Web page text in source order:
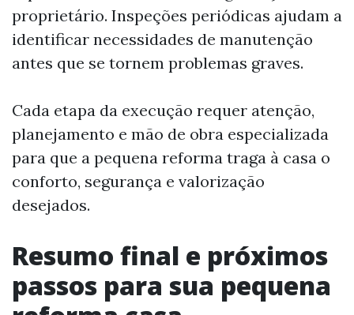
proprietário. Inspeções periódicas ajudam a
identificar necessidades de manutenção
antes que se tornem problemas graves.
Cada etapa da execução requer atenção,
planejamento e mão de obra especializada
para que a pequena reforma traga à casa o
conforto, segurança e valorização
desejados.
Resumo final e próximos
passos para sua pequena